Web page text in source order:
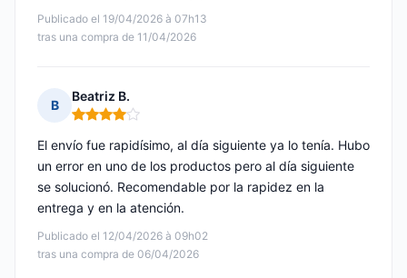
Publicado el 19/04/2026 à 07h13
tras una compra de 11/04/2026
B
Beatriz B.
Nota: 4 de 5
Publicado el 12/04/2026 à 09h02
tras una compra de 06/04/2026
El envío fue rapidísimo, al día siguiente ya lo tenía. Hubo
un error en uno de los productos pero al día siguiente
se solucionó. Recomendable por la rapidez en la
entrega y en la atención.